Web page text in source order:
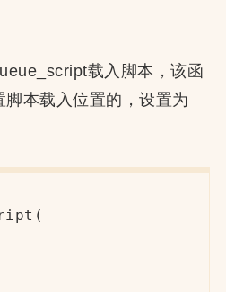
载入脚本，该函
本载入位置的，设置为